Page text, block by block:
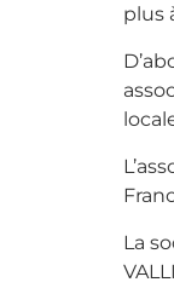
plus
​La